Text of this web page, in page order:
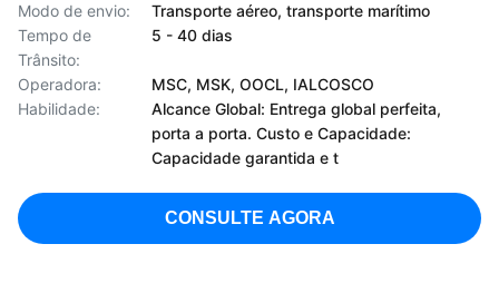
Modo de envio:
Transporte aéreo, transporte marítimo
Tempo de
Trânsito:
5 - 40 dias
Operadora:
MSC, MSK, OOCL, IALCOSCO
Habilidade:
Alcance Global: Entrega global perfeita,
porta a porta. Custo e Capacidade:
Capacidade garantida e t
CONSULTE AGORA